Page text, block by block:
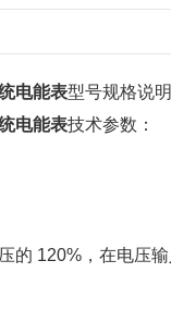
电能表型号规格说明
电能表技术参数：
的 120%，在电压输